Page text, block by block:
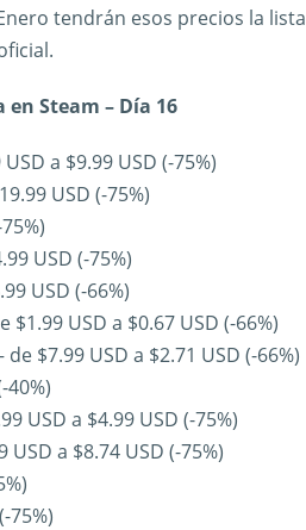
tendrán esos precios la lista
Steam – Día 16
a $9.99 USD (-75%)
USD (-75%)
USD (-75%)
USD (-66%)
USD a $0.67 USD (-66%)
$7.99 USD a $2.71 USD (-66%)
40%)
USD a $4.99 USD (-75%)
a $8.74 USD (-75%)
75%)